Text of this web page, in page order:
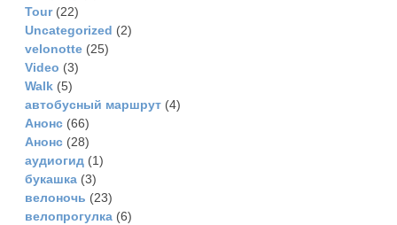
Tour(22)
Uncategorized (2)
velonotte (25)
Video (3)
Walk (5)
автобусный маршрут (4)
Анонс (66)
Анонс (28)
аудиогид (1)
букашка (3)
велоночь (23)
велопрогулка (6)